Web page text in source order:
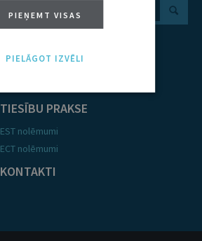
TIESĪBU PRAKSE
EST nolēmumi
ECT nolēmumi
KONTAKTI
PIEŅEMT VISAS
PIELĀGOT IZVĒLI